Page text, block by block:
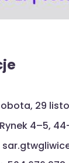
29
Rynek 4–5,